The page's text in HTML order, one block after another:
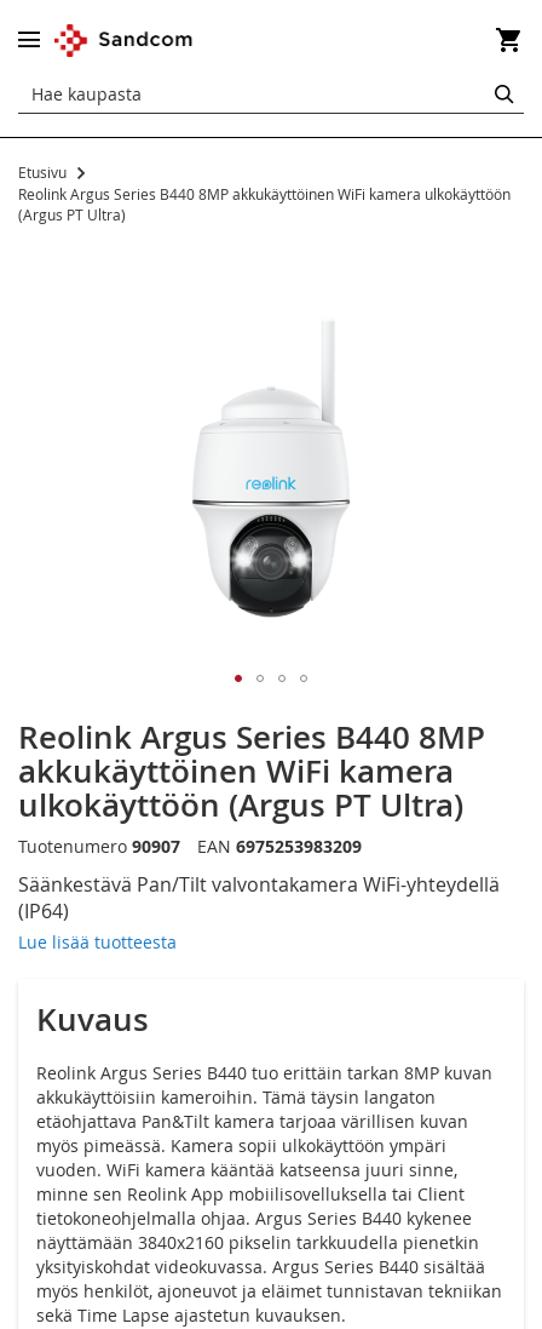
Etusivu
Reolink Argus Series B440 8MP akkukäyttöinen WiFi kamera ulkokäyttöön
(Argus PT Ultra)
kuvagallerian
alkuun
Reolink Argus Series B440 8MP
akkukäyttöinen WiFi kamera
ulkokäyttöön (Argus PT Ultra)
Säänkestävä Pan/Tilt valvontakamera WiFi-yhteydellä
(IP64)
Lue lisää tuotteesta
Tuotenumero 90907 EAN 6975253983209
Kuvaus
Reolink Argus Series B440 tuo erittäin tarkan 8MP kuvan
akkukäyttöisiin kameroihin. Tämä täysin langaton
etäohjattava Pan&Tilt kamera tarjoaa värillisen kuvan
myös pimeässä. Kamera sopii ulkokäyttöön ympäri
vuoden. WiFi kamera kääntää katseensa juuri sinne,
minne sen Reolink App mobiilisovelluksella tai Client
tietokoneohjelmalla ohjaa. Argus Series B440 kykenee
näyttämään 3840x2160 pikselin tarkkuudella pienetkin
yksityiskohdat videokuvassa. Argus Series B440 sisältää
myös henkilöt, ajoneuvot ja eläimet tunnistavan tekniikan
sekä Time Lapse ajastetun kuvauksen.